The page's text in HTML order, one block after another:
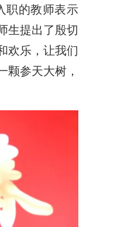
职的教师表示
生提出了殷切
欢乐，让我们
参天大树，